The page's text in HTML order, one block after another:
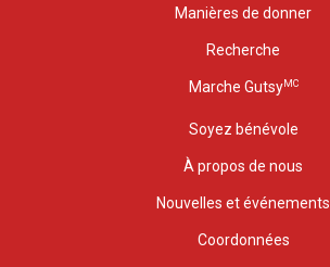
Manières de donner
Recherche
Marche GutsyMC
Soyez bénévole
À propos de nous
Nouvelles et événements
Coordonnées